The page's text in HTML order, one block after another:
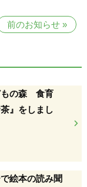
前のお知らせ»
の森 食育
』をしまし
絵本の読み聞